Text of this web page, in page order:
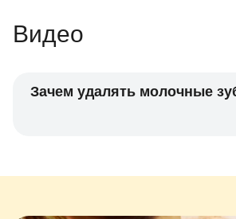
Видео
Зачем удалять молочные